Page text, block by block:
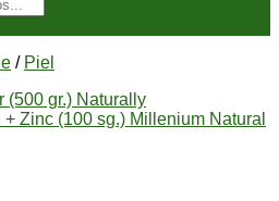
/ Piel